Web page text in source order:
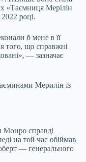
«Таємниця Мерілін
році.
б мене в її
того, що справжні
— зазначає
Мерилін із
Монро справді
на той час обіймав
— генерального